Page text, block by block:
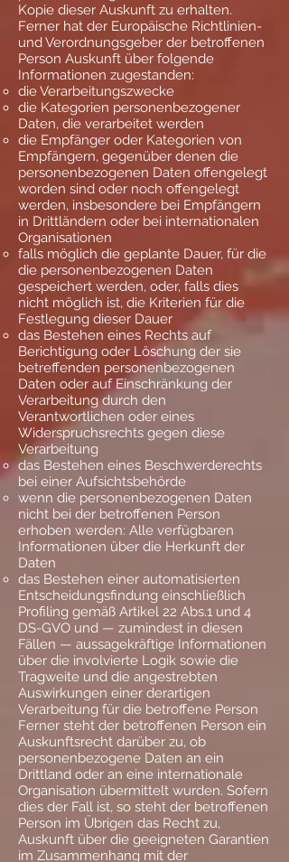
Kopie dieser Auskunft zu erhalten.
Ferner hat der Europäische Richtlinien-
und Verordnungsgeber der betroffenen
Person Auskunft über folgende
Informationen zugestanden:
die Verarbeitungszwecke
die Kategorien personenbezogener
Daten, die verarbeitet werden
die Empfänger oder Kategorien von
Empfängern, gegenüber denen die
personenbezogenen Daten offengelegt
worden sind oder noch offengelegt
werden, insbesondere bei Empfängern
in Drittländern oder bei internationalen
Organisationen
falls möglich die geplante Dauer, für die
die personenbezogenen Daten
gespeichert werden, oder, falls dies
nicht möglich ist, die Kriterien für die
Festlegung dieser Dauer
das Bestehen eines Rechts auf
Berichtigung oder Löschung der sie
betreffenden personenbezogenen
Daten oder auf Einschränkung der
Verarbeitung durch den
Verantwortlichen oder eines
Widerspruchsrechts gegen diese
Verarbeitung
das Bestehen eines Beschwerderechts
bei einer Aufsichtsbehörde
wenn die personenbezogenen Daten
nicht bei der betroffenen Person
erhoben werden: Alle verfügbaren
Informationen über die Herkunft der
Daten
das Bestehen einer automatisierten
Entscheidungsfindung einschließlich
Profiling gemäß Artikel 22 Abs.1 und 4
DS-GVO und — zumindest in diesen
Fällen — aussagekräftige Informationen
über die involvierte Logik sowie die
Tragweite und die angestrebten
Auswirkungen einer derartigen
Verarbeitung für die betroffene Person
Ferner steht der betroffenen Person ein
Auskunftsrecht darüber zu, ob
personenbezogene Daten an ein
Drittland oder an eine internationale
Organisation übermittelt wurden. Sofern
dies der Fall ist, so steht der betroffenen
Person im Übrigen das Recht zu,
Auskunft über die geeigneten Garantien
im Zusammenhang mit der